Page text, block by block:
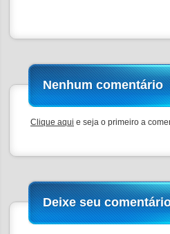
Nenhum comentário
Clique aqui e seja o primeiro a
Deixe seu